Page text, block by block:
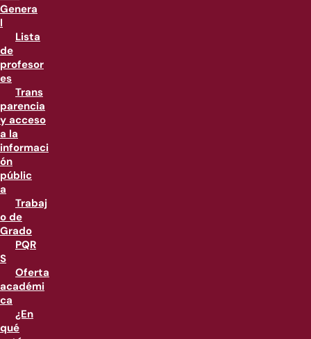
Genera
l
Lista
de
profesor
es
Trans
parencia
y acceso
a la
informaci
ón
públic
a
Trabaj
o de
Grado
PQR
S
Oferta
académi
ca
¿En
qué